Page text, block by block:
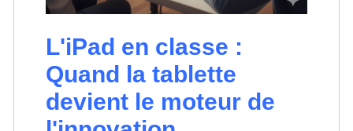
L'iPad en classe :
Quand la tablette
devient le moteur de